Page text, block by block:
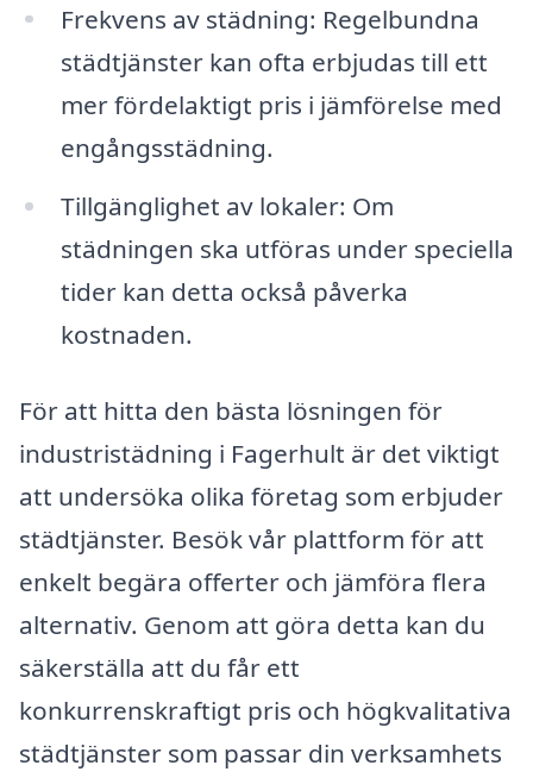
Frekvens av städning: Regelbundna
städtjänster kan ofta erbjudas till ett
mer fördelaktigt pris i jämförelse med
engångsstädning.
Tillgänglighet av lokaler: Om
städningen ska utföras under speciella
tider kan detta också påverka
kostnaden.
För att hitta den bästa lösningen för
industristädning i Fagerhult är det viktigt
att undersöka olika företag som erbjuder
städtjänster. Besök vår plattform för att
enkelt begära offerter och jämföra flera
alternativ. Genom att göra detta kan du
säkerställa att du får ett
konkurrenskraftigt pris och högkvalitativa
städtjänster som passar din verksamhets